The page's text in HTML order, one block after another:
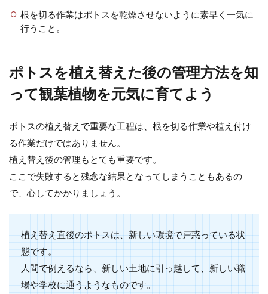
根を切る作業はポトスを乾燥させないように素早く一気に
行うこと。
ポトスを植え替えた後の管理方法を知
って観葉植物を元気に育てよう
ポトスの植え替えで重要な工程は、根を切る作業や植え付け
る作業だけではありません。
植え替え後の管理もとても重要です。
ここで失敗すると残念な結果となってしまうこともあるの
で、心してかかりましょう。
植え替え直後のポトスは、新しい環境で戸惑っている状
態です。
人間で例えるなら、新しい土地に引っ越して、新しい職
場や学校に通うようなものです。